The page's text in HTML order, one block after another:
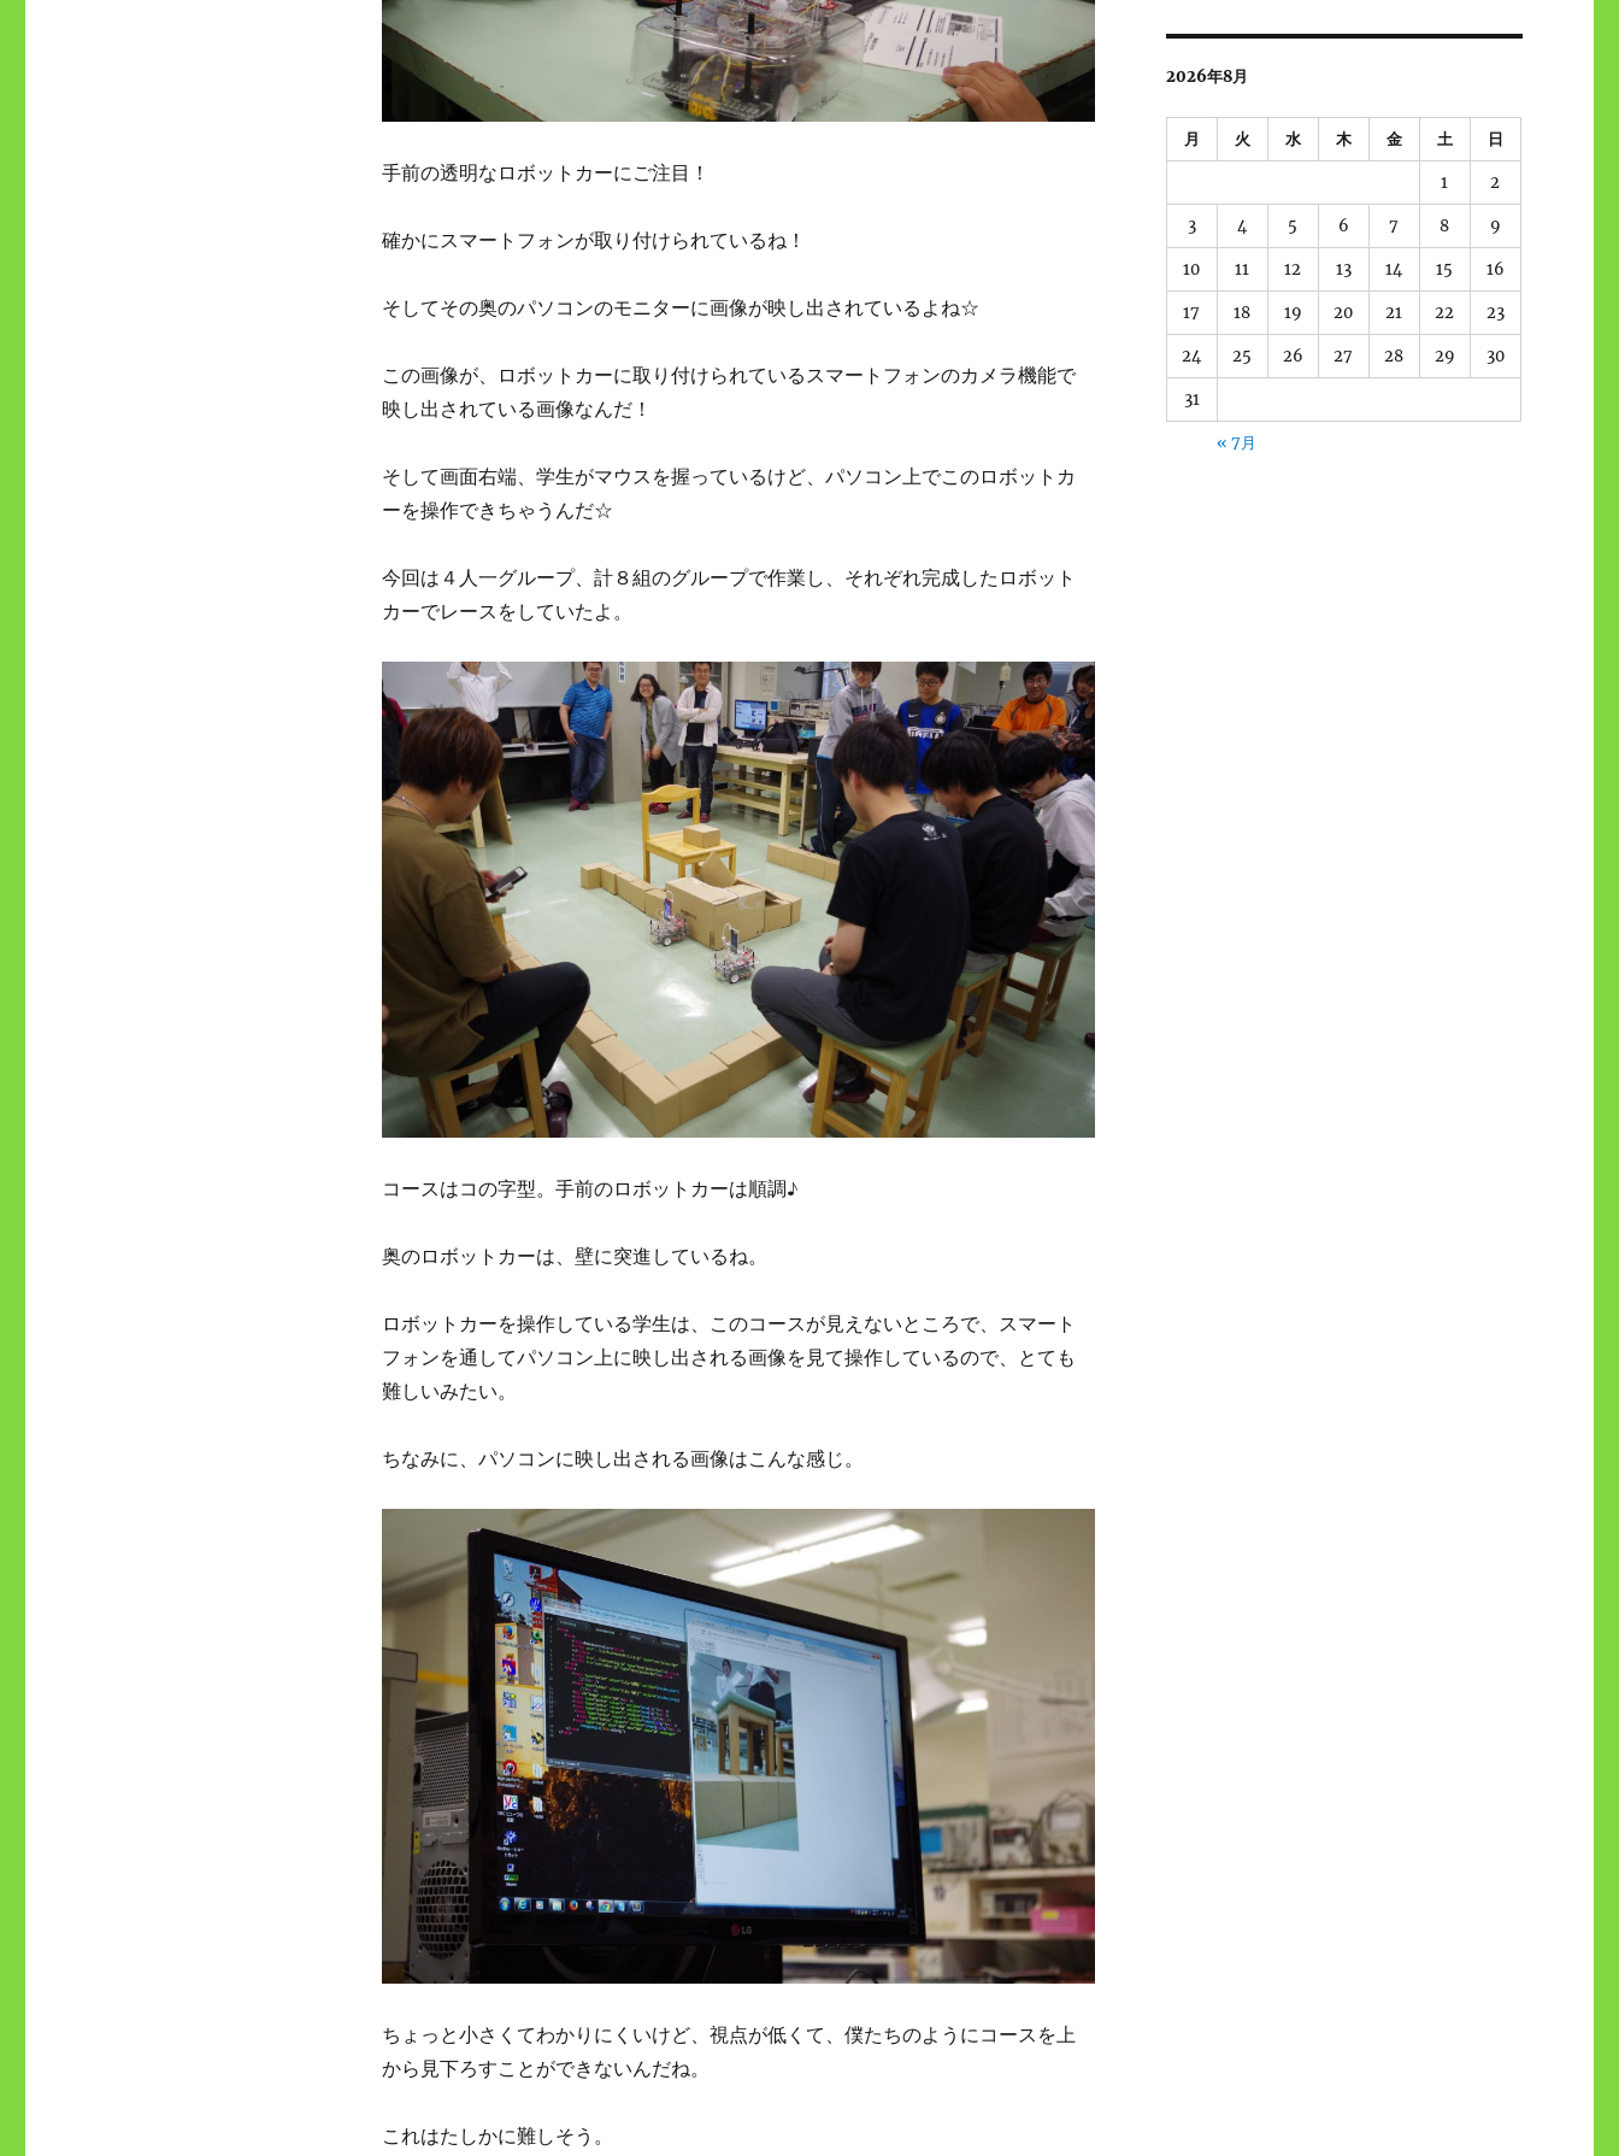
手前の透明なロボットカーにご注目！
確かにスマートフォンが取り付けられているね！
そしてその奥のパソコンのモニターに画像が映し出されているよね☆
この画像が、ロボットカーに取り付けられているスマートフォンのカメラ機能で
映し出されている画像なんだ！
そして画面右端、学生がマウスを握っているけど、パソコン上でこのロボットカ
ーを操作できちゃうんだ☆
今回は４人一グループ、計８組のグループで作業し、それぞれ完成したロボット
カーでレースをしていたよ。
コースはコの字型。手前のロボットカーは順調♪
奥のロボットカーは、壁に突進しているね。
ロボットカーを操作している学生は、このコースが見えないところで、スマート
フォンを通してパソコン上に映し出される画像を見て操作しているので、とても
難しいみたい。
ちなみに、パソコンに映し出される画像はこんな感じ。
ちょっと小さくてわかりにくいけど、視点が低くて、僕たちのようにコースを上
から見下ろすことができないんだね。
これはたしかに難しそう。
2026年8月
月 火 水 木 金 土 日
1 2
3 4 5 6 7 8 9
10 11 12 13 14 15 16
17 18 19 20 21 22 23
24 25 26 27 28 29 30
31
« 7月